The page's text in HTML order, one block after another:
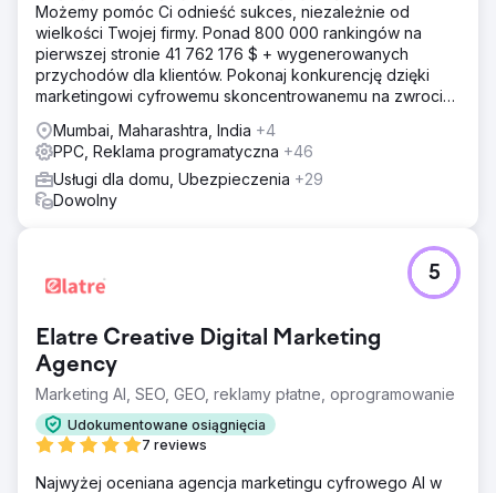
Możemy pomóc Ci odnieść sukces, niezależnie od
wielkości Twojej firmy. Ponad 800 000 rankingów na
pierwszej stronie 41 762 176 $ + wygenerowanych
przychodów dla klientów. Pokonaj konkurencję dzięki
marketingowi cyfrowemu skoncentrowanemu na zwrocie
Mumbai, Maharashtra, India +4
PPC, Reklama programatyczna +46
Usługi dla domu, Ubezpieczenia +29
Dowolny
Elatre Creative Digital Marketing
Agency
Marketing AI, SEO, GEO, reklamy płatne, oprogramowanie
Udokumentowane osiągnięcia
7 reviews
5
Najwyżej oceniana agencja marketingu cyfrowego AI w